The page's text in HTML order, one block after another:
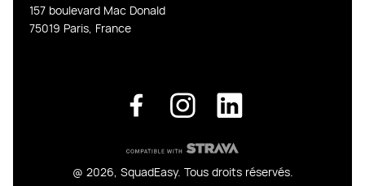
157 boulevard Mac Donald
75019 Paris, France
@ 2026, SquadEasy. Tous droits réservés.